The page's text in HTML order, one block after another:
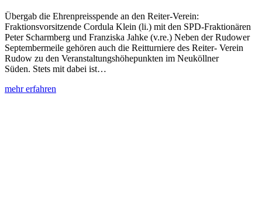
Übergab die Ehrenpreisspende an den Reiter-Verein:
Fraktionsvorsitzende Cordula Klein (li.) mit den SPD-Fraktionären
Peter Scharmberg und Franziska Jahke (v.re.) Neben der Rudower
Septembermeile gehören auch die Reitturniere des Reiter- Verein
Rudow zu den Veranstaltungshöhepunkten im Neuköllner
Süden. Stets mit dabei ist…
mehr erfahren